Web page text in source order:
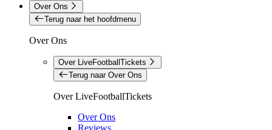
Over Ons
Terug naar het hoofdmenu
Over Ons
Over LiveFootballTickets
Terug naar Over Ons
Over LiveFootballTickets
Over Ons
Reviews